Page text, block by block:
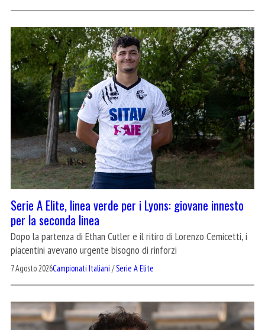
Serie A Elite, linea verde per i Lyons: giovane innesto
per la seconda linea
Dopo la partenza di Ethan Cutler e il ritiro di Lorenzo Cemicetti, i
piacentini avevano urgente bisogno di rinforzi
7 Agosto 2026Campionati Italiani /Serie A Elite